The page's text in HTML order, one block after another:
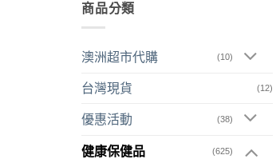
商品分類
澳洲超市代購 (10)
台灣現貨 (12)
優惠活動 (38)
健康保健品 (625)